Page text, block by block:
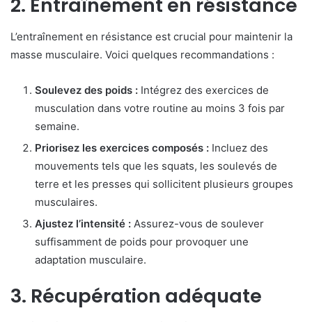
2. Entraînement en résistance
L’entraînement en résistance est crucial pour maintenir la
masse musculaire. Voici quelques recommandations :
Soulevez des poids : Intégrez des exercices de
musculation dans votre routine au moins 3 fois par
semaine.
Priorisez les exercices composés : Incluez des
mouvements tels que les squats, les soulevés de
terre et les presses qui sollicitent plusieurs groupes
musculaires.
Ajustez l’intensité : Assurez-vous de soulever
suffisamment de poids pour provoquer une
adaptation musculaire.
3. Récupération adéquate